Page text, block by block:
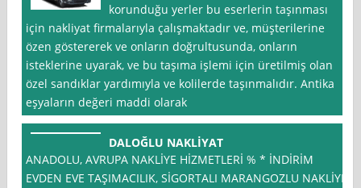
korunduğu yerler bu eserlerin taşınması
için nakliyat firmalarıyla çalışmaktadır ve, müşterilerine
özen göstererek ve onların doğrultusunda, onların
isteklerine uyarak, ve bu taşıma işlemi için üretilmiş olan
özel sandıklar yardımıyla ve kolilerde taşınmalıdır. Antika
eşyaların değeri maddi olarak
DALOĞLU NAKLİYAT
ANADOLU, AVRUPA NAKLİYE HİZMETLERİ % * İNDİRİM
EVDEN EVE TAŞIMACILIK, SİGORTALI MARANGOZLU NAKLİYE